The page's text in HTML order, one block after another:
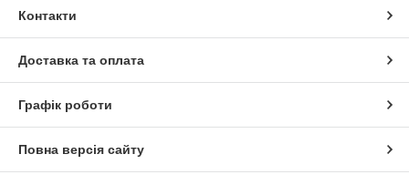
Контакти
Доставка та оплата
Графік роботи
Повна версія сайту